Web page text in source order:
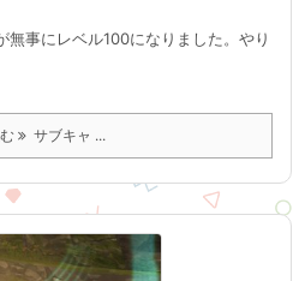
事にレベル100になりました。やり
サブキャ ...